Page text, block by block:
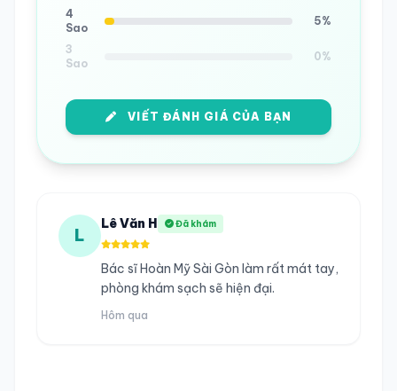
4
Sao
5%
3
Sao
0%
VIẾT ĐÁNH GIÁ CỦA BẠN
L
Lê Văn H Đã khám
Bác sĩ Hoàn Mỹ Sài Gòn làm rất mát tay,
phòng khám sạch sẽ hiện đại.
Hôm qua